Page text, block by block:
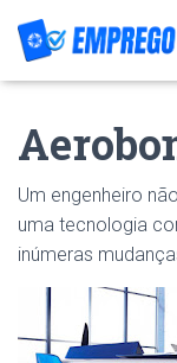
Um engenheiro
uma tecnologia
inúmeras